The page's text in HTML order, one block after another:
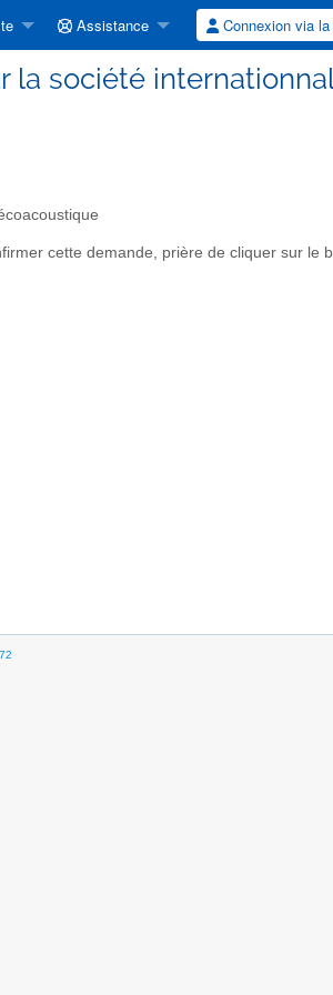
Assistance Connexion via
la société
cette demande, prière de cliquer sur le